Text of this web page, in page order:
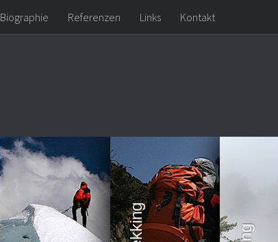
Biographie Referenzen Links Kontakt